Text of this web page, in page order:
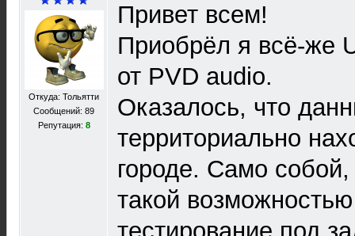
Откуда: Тольятти
Сообщений: 89
Репутация: 8
Привет всем!
Приобрёл я всё-же
от PVD audio.
Оказалось, что
территориально
городе. Само
такой